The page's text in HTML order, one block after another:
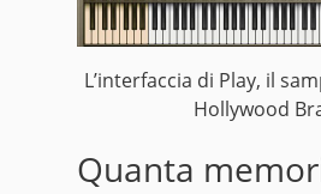
L’interfaccia di Play, il
Hollywood
Quanta